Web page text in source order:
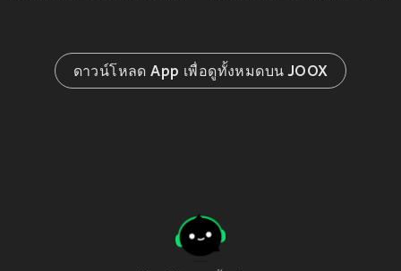
ดาวน์โหลด App เพื่อดูทั้งหมดบน JOOX